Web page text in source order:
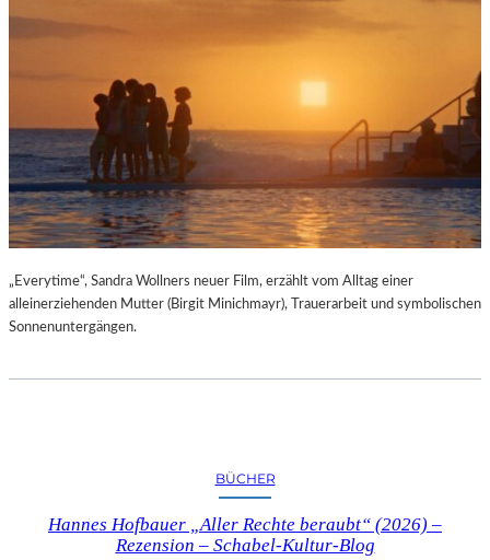
„Everytime“, Sandra Wollners neuer Film, erzählt vom Alltag einer
alleinerziehenden Mutter (Birgit Minichmayr), Trauerarbeit und symbolischen
Sonnenuntergängen.
BÜCHER
Hannes Hofbauer „Aller Rechte beraubt“ (2026) –
Rezension – Schabel-Kultur-Blog